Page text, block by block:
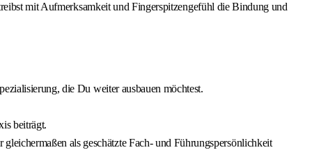
mit Aufmerksamkeit und Fingerspitzengefühl die Bindung und
die Du weiter ausbauen möchtest.
beiträgt.
als geschätzte Fach- und Führungspersönlichkeit